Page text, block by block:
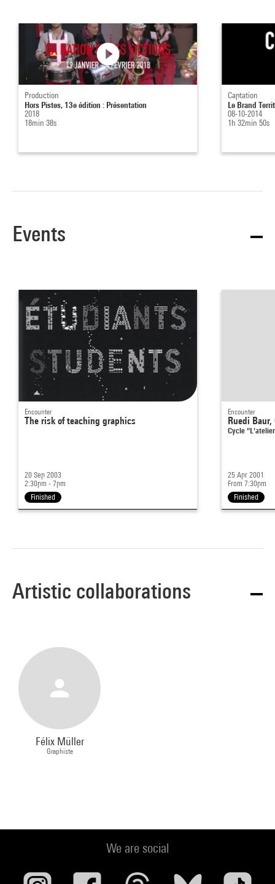
Production
Hors Pistes, 13e édition : Présentation
2018
18min 38s
Captation
Le Brand
08-10-2014
1h 32min 50s
Events
Encounter
The risk of teaching graphics
20 Sep 2003
2:30pm - 7pm
Finished
Encounter
Ruedi
Cycle
25 Apr 2001
From 7:30pm
Finished
Artistic collaborations
Félix Müller
Graphiste
We are social